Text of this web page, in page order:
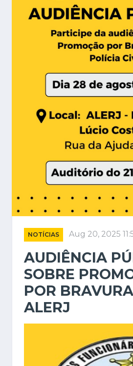
NOTÍCIAS Aug 20, 2025
AUDIÊNCIA
SOBRE
POR
ALERJ